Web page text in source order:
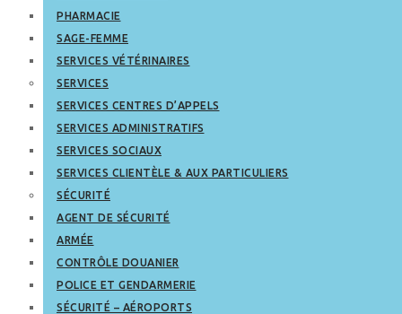
PHARMACIE
SAGE-FEMME
SERVICES VÉTÉRINAIRES
SERVICES
SERVICES CENTRES D’APPELS
SERVICES ADMINISTRATIFS
SERVICES SOCIAUX
SERVICES CLIENTÈLE & AUX PARTICULIERS
SÉCURITÉ
AGENT DE SÉCURITÉ
ARMÉE
CONTRÔLE DOUANIER
POLICE ET GENDARMERIE
SÉCURITÉ – AÉROPORTS